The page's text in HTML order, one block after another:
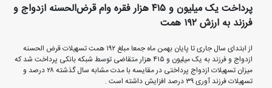
پرداخت یک میلیون و ۴۱۵ هزار فقره وام قرض‌الحسنه ازدواج و
فرزند به ارزش ۱۹۲ همت
از ابتدای سال جاری تا پایان بهمن ماه جمعا مبلغ ۱۹۲ همت تسهیلات قرض الحسنه
ازدواج و فرزند به یک میلیون و ۴۱۵ هزار متقاضی توسط شبکه بانکی پرداخت شد که
میزان تسهیلات ازدواج پرداختی در مقایسه با مدت مشابه سال گذشته ۲۸ درصد و
تسهیلات فرزند آوری ۳۹ درصد افزایش داشته است .